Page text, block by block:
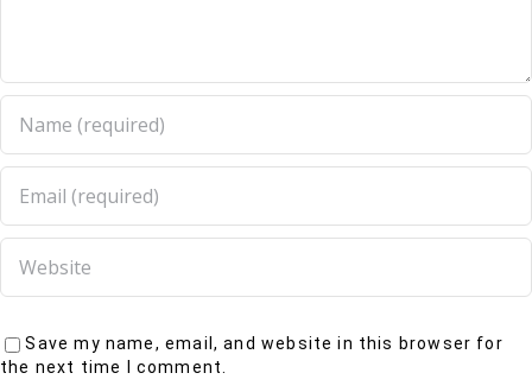
Save my name, email, and website in this browser for
the next time I comment.